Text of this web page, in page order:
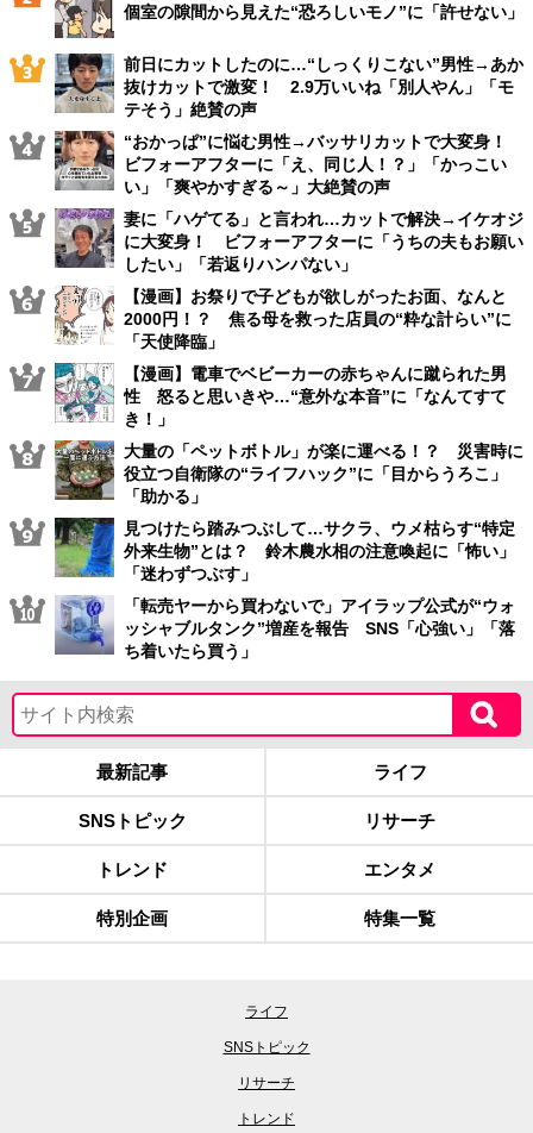
個室の隙間から見えた“恐ろしいモノ”に「許せない」
前日にカットしたのに…“しっくりこない”男性→あか
抜けカットで激変！ 2.9万いいね「別人やん」「モ
テそう」絶賛の声
“おかっぱ”に悩む男性→バッサリカットで大変身！
ビフォーアフターに「え、同じ人！？」「かっこい
い」「爽やかすぎる～」大絶賛の声
妻に「ハゲてる」と言われ…カットで解決→イケオジ
に大変身！ ビフォーアフターに「うちの夫もお願い
したい」「若返りハンパない」
【漫画】お祭りで子どもが欲しがったお面、なんと
2000円！？ 焦る母を救った店員の“粋な計らい”に
「天使降臨」
【漫画】電車でベビーカーの赤ちゃんに蹴られた男
性 怒ると思いきや…“意外な本音”に「なんてすて
き！」
大量の「ペットボトル」が楽に運べる！？ 災害時に
役立つ自衛隊の“ライフハック”に「目からうろこ」
「助かる」
見つけたら踏みつぶして…サクラ、ウメ枯らす“特定
外来生物”とは？ 鈴木農水相の注意喚起に「怖い」
「迷わずつぶす」
「転売ヤーから買わないで」アイラップ公式が“ウォ
ッシャブルタンク”増産を報告 SNS「心強い」「落
ち着いたら買う」
最新記事 ライフ
SNSトピック リサーチ
トレンド エンタメ
特別企画 特集一覧
ライフ
SNSトピック
リサーチ
トレンド